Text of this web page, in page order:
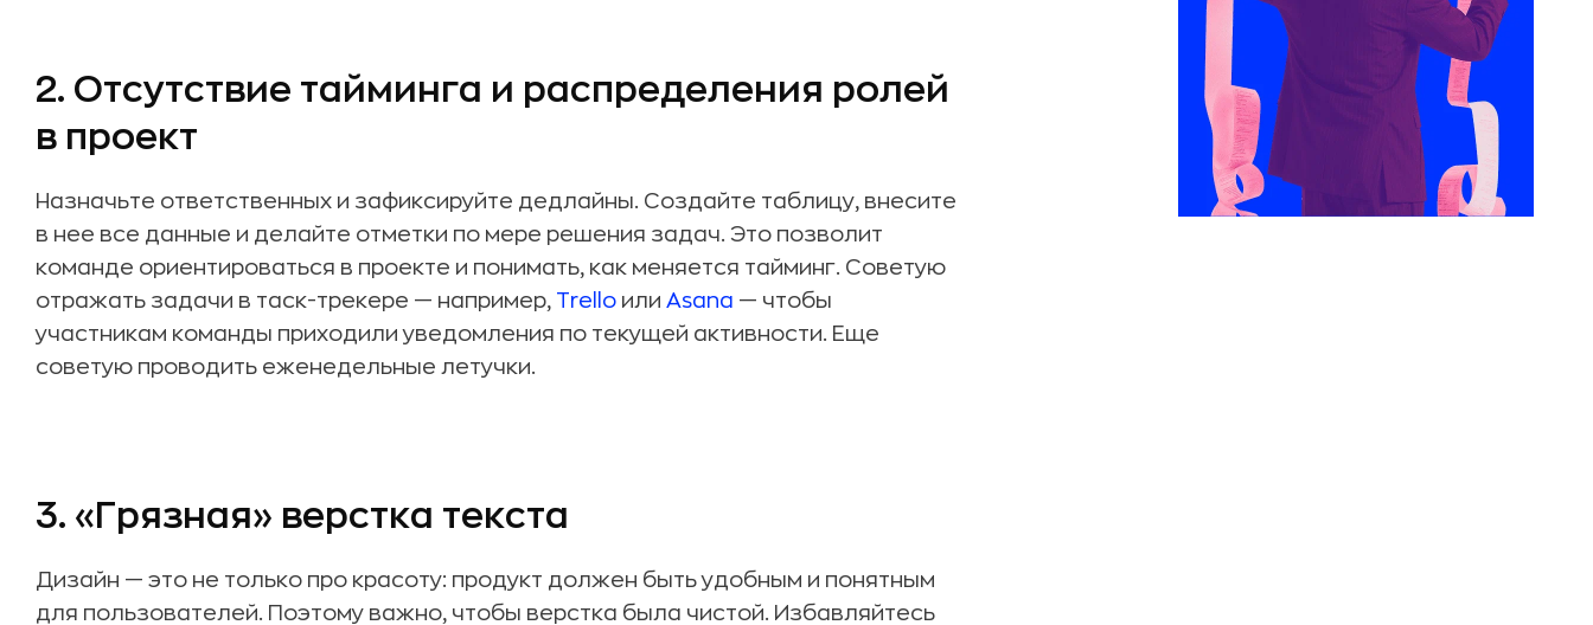
2. Отсутствие тайминга и распределения ролей
в проект
Назначьте ответственных и зафиксируйте дедлайны. Создайте таблицу, внесите
в нее все данные и делайте отметки по мере решения задач. Это позволит
команде ориентироваться в проекте и понимать, как меняется тайминг. Советую
отражать задачи в таск-трекере — например, Trello или Asana — чтобы
участникам команды приходили уведомления по текущей активности. Еще
советую проводить еженедельные летучки.
3. «Грязная» верстка текста
Дизайн — это не только про красоту: продукт должен быть удобным и понятным
для пользователей. Поэтому важно, чтобы верстка была чистой. Избавляйтесь